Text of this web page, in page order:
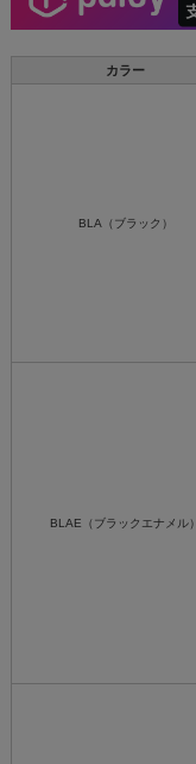
カラー
BLA（ブラック）
BLAE（ブラックエナメル）